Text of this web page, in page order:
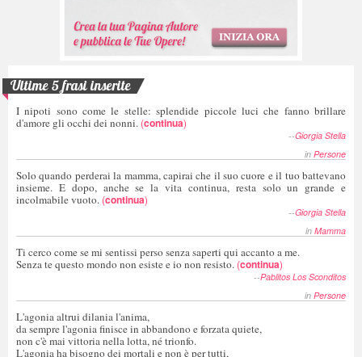
Ultime 5 frasi inserite
I nipoti sono come le stelle: splendide piccole luci che fanno brillare
d'amore gli occhi dei nonni. (continua)
--Giorgia Stella
in Persone
Solo quando perderai la mamma, capirai che il suo cuore e il tuo battevano
insieme. E dopo, anche se la vita continua, resta solo un grande e
incolmabile vuoto. (continua)
--Giorgia Stella
in Mamma
Ti cerco come se mi sentissi perso senza saperti qui accanto a me.
Senza te questo mondo non esiste e io non resisto. (continua)
--Pablitos Los Sconditos
in Persone
L'agonia altrui dilania l'anima,
da sempre l'agonia finisce in abbandono e forzata quiete,
non c'è mai vittoria nella lotta, né trionfo.
L'agonia ha bisogno dei mortali e non è per tutti,